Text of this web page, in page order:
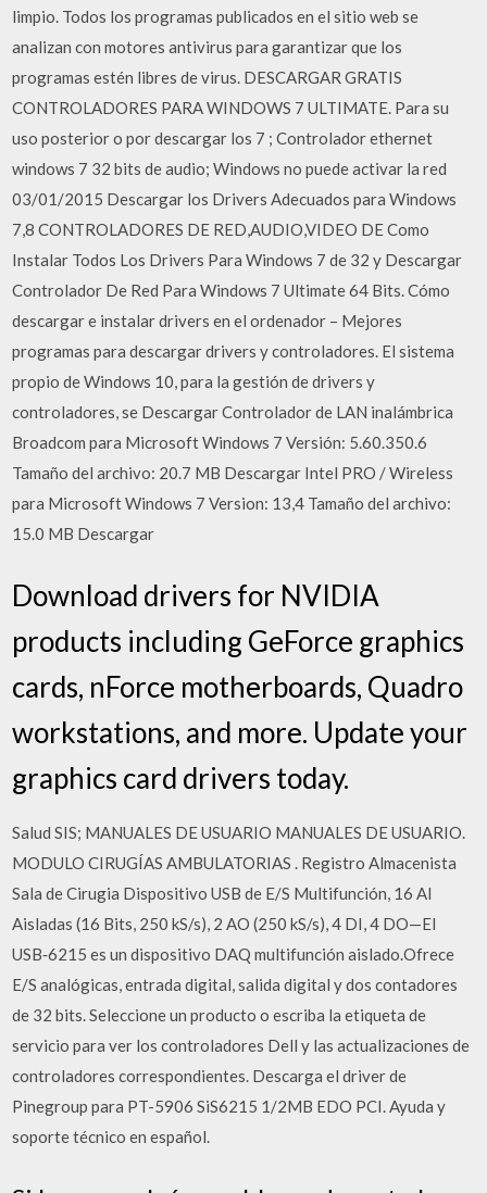
limpio. Todos los programas publicados en el sitio web se
analizan con motores antivirus para garantizar que los
programas estén libres de virus. DESCARGAR GRATIS
CONTROLADORES PARA WINDOWS 7 ULTIMATE. Para su
uso posterior o por descargar los 7 ; Controlador ethernet
windows 7 32 bits de audio; Windows no puede activar la red
03/01/2015 Descargar los Drivers Adecuados para Windows
7,8 CONTROLADORES DE RED,AUDIO,VIDEO DE Como
Instalar Todos Los Drivers Para Windows 7 de 32 y Descargar
Controlador De Red Para Windows 7 Ultimate 64 Bits. Cómo
descargar e instalar drivers en el ordenador – Mejores
programas para descargar drivers y controladores. El sistema
propio de Windows 10, para la gestión de drivers y
controladores, se Descargar Controlador de LAN inalámbrica
Broadcom para Microsoft Windows 7 Versión: 5.60.350.6
Tamaño del archivo: 20.7 MB Descargar Intel PRO / Wireless
para Microsoft Windows 7 Version: 13,4 Tamaño del archivo:
15.0 MB Descargar
Download drivers for NVIDIA
products including GeForce graphics
cards, nForce motherboards, Quadro
workstations, and more. Update your
graphics card drivers today.
Salud SIS; MANUALES DE USUARIO MANUALES DE USUARIO.
MODULO CIRUGÍAS AMBULATORIAS . Registro Almacenista
Sala de Cirugia Dispositivo USB de E/S Multifunción, 16 AI
Aisladas (16 Bits, 250 kS/s), 2 AO (250 kS/s), 4 DI, 4 DO—El
USB‑6215 es un dispositivo DAQ multifunción aislado.Ofrece
E/S analógicas, entrada digital, salida digital y dos contadores
de 32 bits. Seleccione un producto o escriba la etiqueta de
servicio para ver los controladores Dell y las actualizaciones de
controladores correspondientes. Descarga el driver de
Pinegroup para PT-5906 SiS6215 1/2MB EDO PCI. Ayuda y
soporte técnico en español.